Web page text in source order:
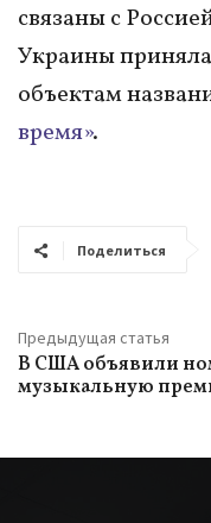
связаны с
Украины
объектам
время».
Поделиться
Предыдущая статья
В США объявили
музыкальную